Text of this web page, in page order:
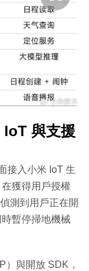
IoT 與支援
接入小米 IoT 生
在獲得用戶授權
測到用戶正在開
暫停掃地機械
）與開放 SDK，